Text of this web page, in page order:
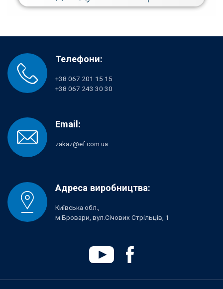
Телефони:
+38 067 201 15 15
+38 067 243 30 30
Email:
zakaz@ef.com.ua
Адреса виробництва:
Київська обл.,
м.Бровари, вул.Січових Стрільців, 1